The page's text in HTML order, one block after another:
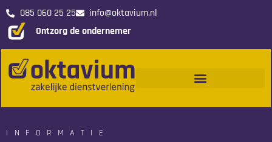
085 060 25 25
info@oktavium.nl
Ontzorg de ondernemer
INFORMATIE